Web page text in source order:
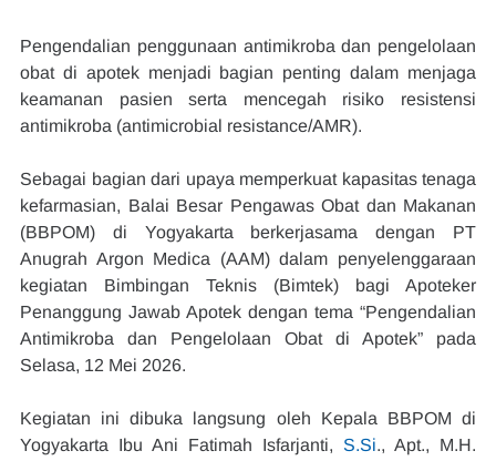
Pengendalian penggunaan antimikroba dan pengelolaan
obat di apotek menjadi bagian penting dalam menjaga
keamanan pasien serta mencegah risiko resistensi
antimikroba (antimicrobial resistance/AMR).
Sebagai bagian dari upaya memperkuat kapasitas tenaga
kefarmasian, Balai Besar Pengawas Obat dan Makanan
(BBPOM) di Yogyakarta berkerjasama dengan PT
Anugrah Argon Medica (AAM) dalam penyelenggaraan
kegiatan Bimbingan Teknis (Bimtek) bagi Apoteker
Penanggung Jawab Apotek dengan tema “Pengendalian
Antimikroba dan Pengelolaan Obat di Apotek” pada
Selasa, 12 Mei 2026.
Kegiatan ini dibuka langsung oleh Kepala BBPOM di
Yogyakarta Ibu Ani Fatimah Isfarjanti, S.Si., Apt., M.H.